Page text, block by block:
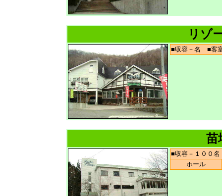
リゾ
■収容－名 ■客
苗
■収容－１００
ホール